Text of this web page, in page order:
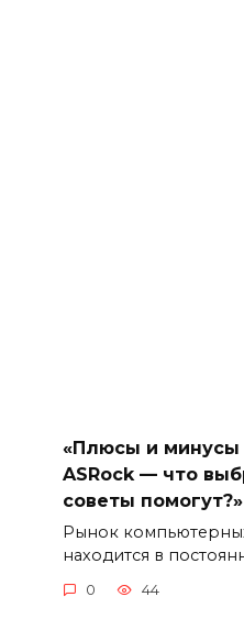
«Плюсы и минусы
ASRock — что
советы помогут?»
Рынок
находится в
0 44